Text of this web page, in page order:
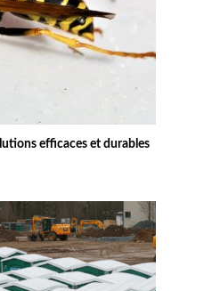
efficaces et durables